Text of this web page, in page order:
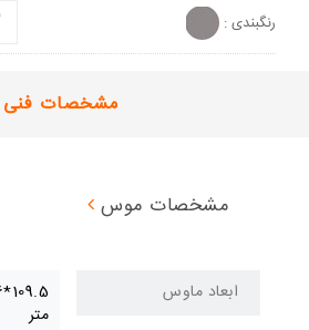
رنگبندی :
مشخصات فنی
مشخصات موس
ابعاد ماوس
متر